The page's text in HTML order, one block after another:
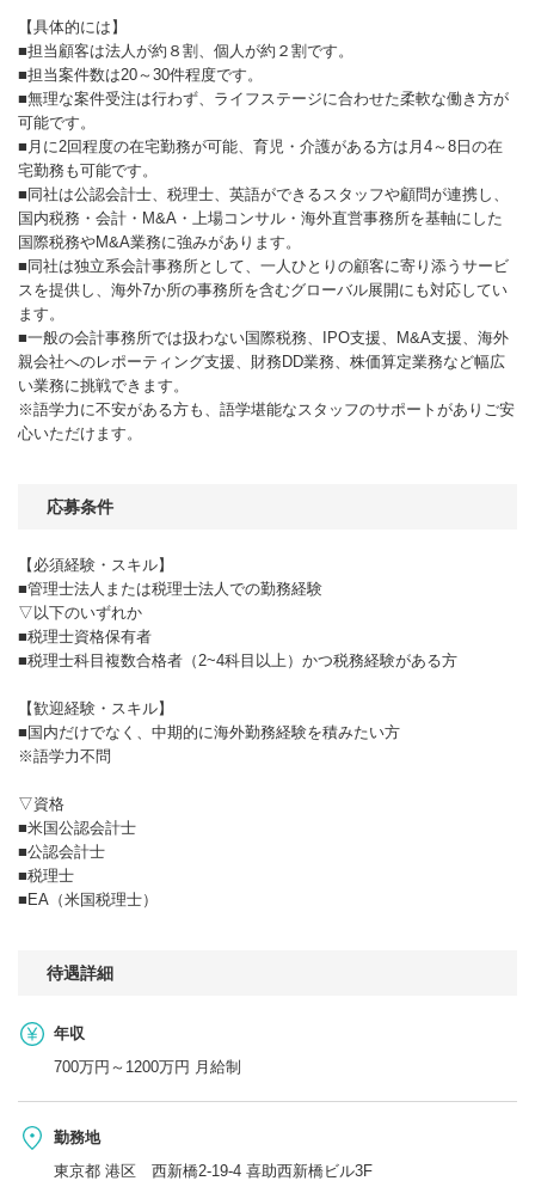
【具体的には】
■担当顧客は法人が約８割、個人が約２割です。
■担当案件数は20～30件程度です。
■無理な案件受注は行わず、ライフステージに合わせた柔軟な働き方が
可能です。
■月に2回程度の在宅勤務が可能、育児・介護がある方は月4～8日の在
宅勤務も可能です。
■同社は公認会計士、税理士、英語ができるスタッフや顧問が連携し、
国内税務・会計・M&A・上場コンサル・海外直営事務所を基軸にした
国際税務やM&A業務に強みがあります。
■同社は独立系会計事務所として、一人ひとりの顧客に寄り添うサービ
スを提供し、海外7か所の事務所を含むグローバル展開にも対応してい
ます。
■一般の会計事務所では扱わない国際税務、IPO支援、M&A支援、海外
親会社へのレポーティング支援、財務DD業務、株価算定業務など幅広
い業務に挑戦できます。
※語学力に不安がある方も、語学堪能なスタッフのサポートがありご安
心いただけます。
応募条件
【必須経験・スキル】
■管理士法人または税理士法人での勤務経験
▽以下のいずれか
■税理士資格保有者
■税理士科目複数合格者（2~4科目以上）かつ税務経験がある方
【歓迎経験・スキル】
■国内だけでなく、中期的に海外勤務経験を積みたい方
※語学力不問
▽資格
■米国公認会計士
■公認会計士
■税理士
■EA（米国税理士）
待遇詳細
年収
700万円～1200万円 月給制
勤務地
東京都 港区 西新橋2-19-4 喜助西新橋ビル3F